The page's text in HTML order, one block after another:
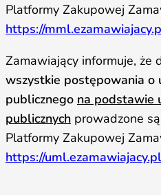
Platformy Zakupowej
https://
Zamawiający informuje, że
wszystkie postępowania o
publicznego na podstawie
publicznych prowadzone
Platformy Zakupowej
https://uml.ezamawiajacy.pl